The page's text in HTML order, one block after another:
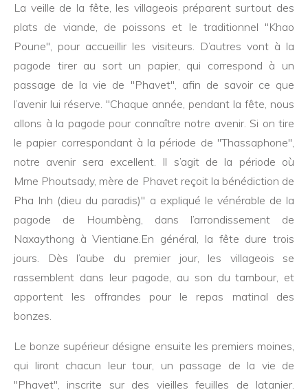
La veille de la fête, les villageois préparent surtout des
plats de viande, de poissons et le traditionnel "Khao
Poune", pour accueillir les visiteurs. D’autres vont à la
pagode tirer au sort un papier, qui correspond à un
passage de la vie de "Phavet", afin de savoir ce que
l’avenir lui réserve. "Chaque année, pendant la fête, nous
allons à la pagode pour connaître notre avenir. Si on tire
le papier correspondant à la période de "Thassaphone",
notre avenir sera excellent. Il s’agit de la période où
Mme Phoutsady, mère de Phavet reçoit la bénédiction de
Pha Inh (dieu du paradis)" a expliqué le vénérable de la
pagode de Houmbèng, dans l’arrondissement de
Naxaythong à Vientiane.En général, la fête dure trois
jours. Dès l’aube du premier jour, les villageois se
rassemblent dans leur pagode, au son du tambour, et
apportent les offrandes pour le repas matinal des
bonzes.
Le bonze supérieur désigne ensuite les premiers moines,
qui liront chacun leur tour, un passage de la vie de
"Phavet", inscrite sur des vieilles feuilles de latanier.